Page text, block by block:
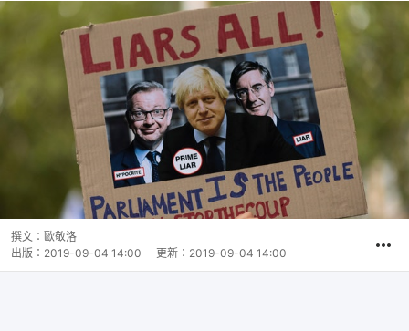
撰文： 歐敬洛
出版： 2019-09-04 14:00 更新： 2019-09-04 14:00